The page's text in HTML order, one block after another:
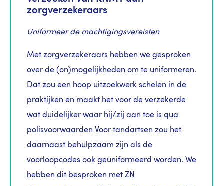
zorgverzekeraars
Uniformeer de machtigingsvereisten
Met zorgverzekeraars hebben we gesproken
over de (on)mogelijkheden om te uniformeren.
Dat zou een hoop uitzoekwerk schelen in de
praktijken en maakt het voor de verzekerde
wat duidelijker waar hij/zij aan toe is qua
polisvoorwaarden Voor tandartsen zou het
daarnaast behulpzaam zijn als de
voorloopcodes ook geüniformeerd worden. We
hebben dit besproken met ZN